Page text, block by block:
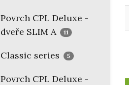
Povrch CPL Deluxe -
dveře SLIM A
11
Classic series 5
Povrch CPL Deluxe -